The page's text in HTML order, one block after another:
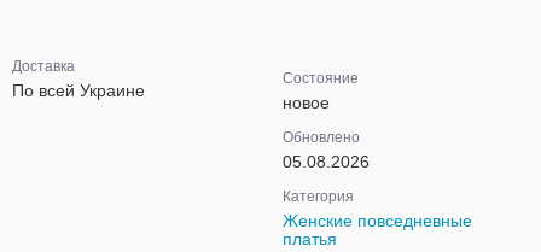
Доставка
По всей Украине
Состояние
новое
Обновлено
05.08.2026
Категория
Женские повседневные
платья